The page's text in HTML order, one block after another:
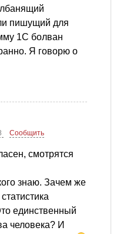
пишущий для
1С болван
Я говорю о
Сообщить
смотрятся
знаю. Зачем же
единственный
человека? И